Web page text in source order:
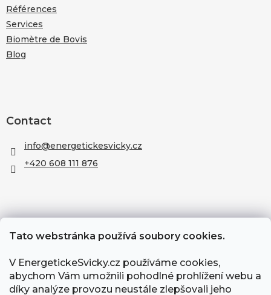
Tato webstránka používá soubory cookies.
V EnergetickeSvicky.cz používáme cookies,
abychom Vám umožnili pohodlné prohlížení webu a
díky analýze provozu neustále zlepšovali jeho
Références
Services
Biomètre de Bovis
Blog
Contact
info@energetickesvicky.cz
+420 608 111 876